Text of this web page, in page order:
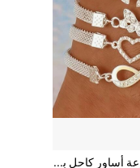
QTHOPE 4 قطع مجموعة أساور كاحل بشكل رمز اللانهاية 8، أساور كاحل إبداعية عتيقة بشكل فراشة وقلب